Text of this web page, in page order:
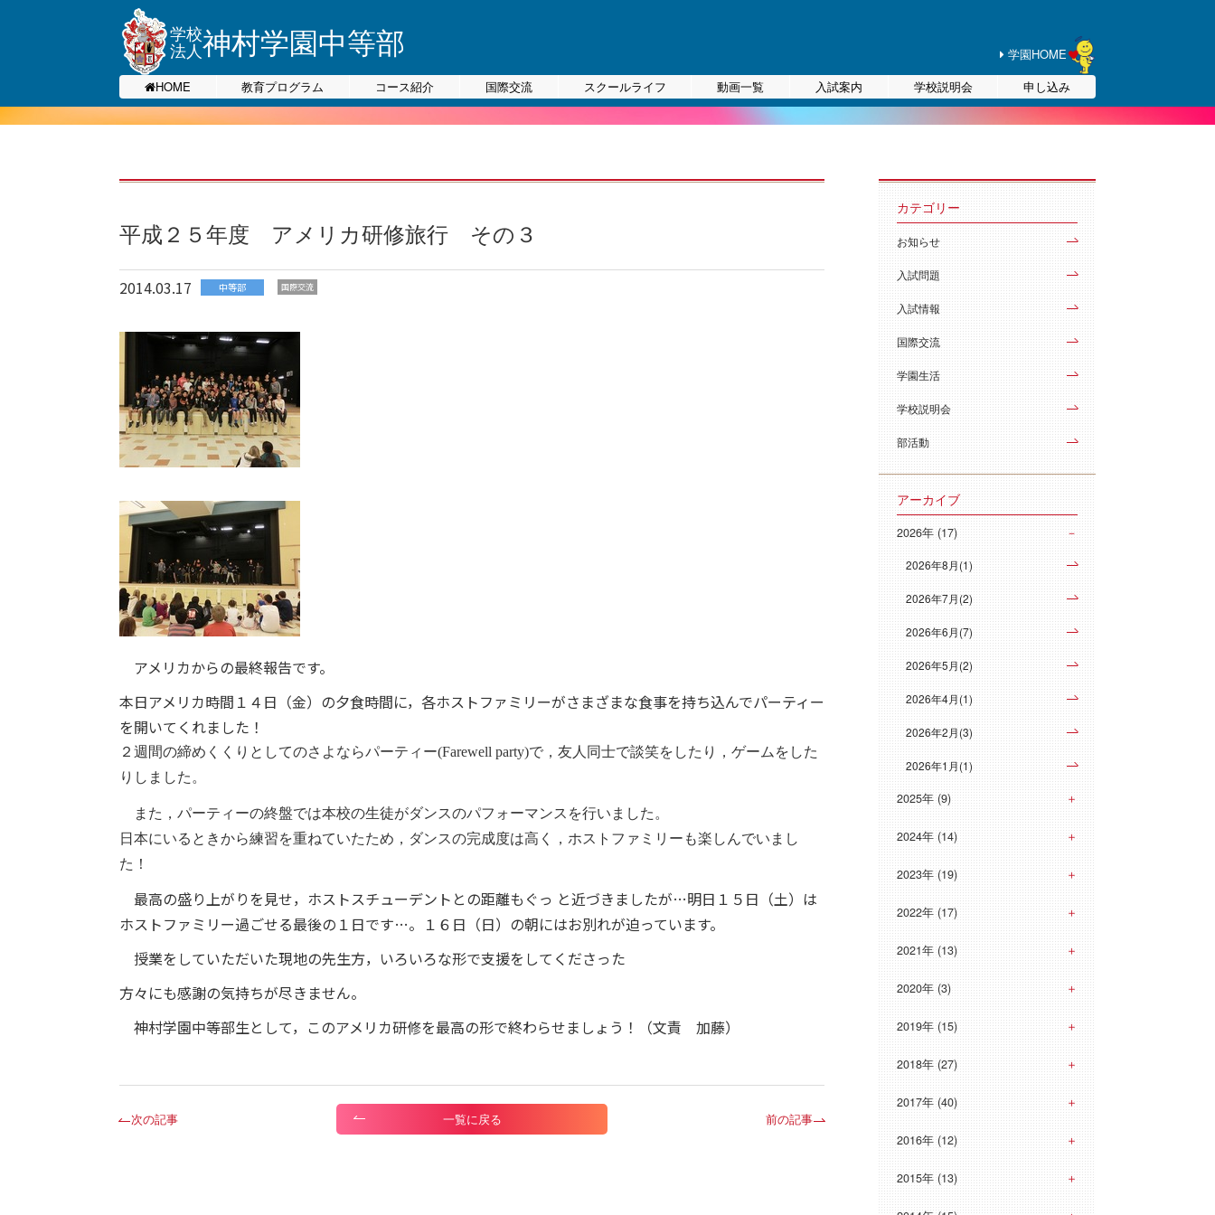
学校
法人神村学園中等部
学園HOME
HOME
教育プログラム コース紹介 国際交流 スクールライフ 動画一覧 入試案内 学校説明会 申し込み
平成２５年度 アメリカ研修旅行 その３
2014.03.17 中等部 国際交流
アメリカからの最終報告です。
本日アメリカ時間１４日（金）の夕食時間に，各ホストファミリーがさまざまな食事を持ち込んでパーティー
を開いてくれました！
２週間の締めくくりとしてのさよならパーティー(Farewell party)で，友人同士で談笑をしたり，ゲームをした
りしました。
また，パーティーの終盤では本校の生徒がダンスのパフォーマンスを行いました。
日本にいるときから練習を重ねていたため，ダンスの完成度は高く，ホストファミリーも楽しんでいまし
た！
最高の盛り上がりを見せ，ホストスチューデントとの距離もぐっ と近づきましたが…明日１５日（土）は
ホストファミリー過ごせる最後の１日です…。１６日（日）の朝にはお別れが迫っています。
授業をしていただいた現地の先生方，いろいろな形で支援をしてくださった
方々にも感謝の気持ちが尽きません。
神村学園中等部生として，このアメリカ研修を最高の形で終わらせましょう！（文責 加藤）
次の記事 一覧に戻る 前の記事
カテゴリー
お知らせ
入試問題
入試情報
国際交流
学園生活
学校説明会
部活動
アーカイブ
2026年 (17)
2026年8月(1)
2026年7月(2)
2026年6月(7)
2026年5月(2)
2026年4月(1)
2026年2月(3)
2026年1月(1)
2025年 (9)
2024年 (14)
2023年 (19)
2022年 (17)
2021年 (13)
2020年 (3)
2019年 (15)
2018年 (27)
2017年 (40)
2016年 (12)
2015年 (13)